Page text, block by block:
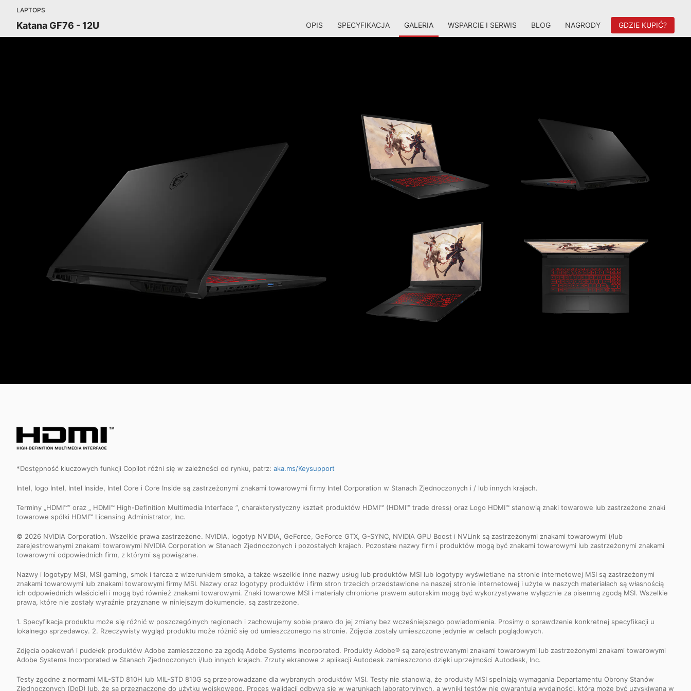
LAPTOPS
Katana GF76 - 12U OPIS SPECYFIKACJA GALERIA WSPARCIE I SERWIS BLOG NAGRODY GDZIE KUPIĆ?
*Dostępność kluczowych funkcji Copilot różni się w zależności od rynku, patrz: aka.ms/Keysupport
Intel, logo Intel, Intel Inside, Intel Core i Core Inside są zastrzeżonymi znakami towarowymi firmy Intel Corporation w Stanach Zjednoczonych i / lub innych krajach.
Terminy „HDMI™” oraz „ HDMI™ High-Definition Multimedia Interface ”, charakterystyczny kształt produktów HDMI™ (HDMI™ trade dress) oraz Logo HDMI™ stanowią znaki towarowe lub zastrzeżone znaki
towarowe spółki HDMI™ Licensing Administrator, Inc.
© 2026 NVIDIA Corporation. Wszelkie prawa zastrzeżone. NVIDIA, logotyp NVIDIA, GeForce, GeForce GTX, G-SYNC, NVIDIA GPU Boost i NVLink są zastrzeżonymi znakami towarowymi i/lub
zarejestrowanymi znakami towarowymi NVIDIA Corporation w Stanach Zjednoczonych i pozostałych krajach. Pozostałe nazwy firm i produktów mogą być znakami towarowymi lub zastrzeżonymi znakami
towarowymi odpowiednich firm, z którymi są powiązane.
Nazwy i logotypy MSI, MSI gaming, smok i tarcza z wizerunkiem smoka, a także wszelkie inne nazwy usług lub produktów MSI lub logotypy wyświetlane na stronie internetowej MSI są zastrzeżonymi
znakami towarowymi lub znakami towarowymi firmy MSI. Nazwy oraz logotypy produktów i firm stron trzecich przedstawione na naszej stronie internetowej i użyte w naszych materiałach są własnością
ich odpowiednich właścicieli i mogą być również znakami towarowymi. Znaki towarowe MSI i materiały chronione prawem autorskim mogą być wykorzystywane wyłącznie za pisemną zgodą MSI. Wszelkie
prawa, które nie zostały wyraźnie przyznane w niniejszym dokumencie, są zastrzeżone.
1. Specyfikacja produktu może się różnić w poszczególnych regionach i zachowujemy sobie prawo do jej zmiany bez wcześniejszego powiadomienia. Prosimy o sprawdzenie konkretnej specyfikacji u
lokalnego sprzedawcy. 2. Rzeczywisty wygląd produktu może różnić się od umieszczonego na stronie. Zdjęcia zostały umieszczone jedynie w celach poglądowych.
Zdjęcia opakowań i pudełek produktów Adobe zamieszczono za zgodą Adobe Systems Incorporated. Produkty Adobe® są zarejestrowanymi znakami towarowymi lub zastrzeżonymi znakami towarowymi
Adobe Systems Incorporated w Stanach Zjednoczonych i/lub innych krajach. Zrzuty ekranowe z aplikacji Autodesk zamieszczono dzięki uprzejmości Autodesk, Inc.
Testy zgodne z normami MIL-STD 810H lub MIL-STD 810G są przeprowadzane dla wybranych produktów MSI. Testy nie stanowią, że produkty MSI spełniają wymagania Departamentu Obrony Stanów
Zjednoczonych (DoD) lub, że są przeznaczone do użytku wojskowego. Proces walidacji odbywa się w warunkach laboratoryjnych, a wyniki testów nie gwarantują wydajności, która może być uzyskiwana w